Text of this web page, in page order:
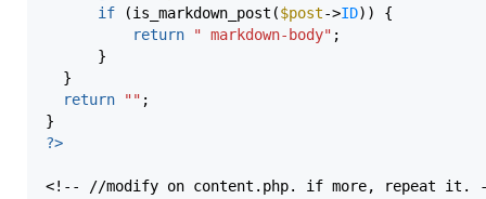
if
(is_markdown_post ($post->ID) )
{
return
" markdown-body" ;
}
}
return
"" ;
}
?>
<!-- //modify on content.php. if more, repeat it.